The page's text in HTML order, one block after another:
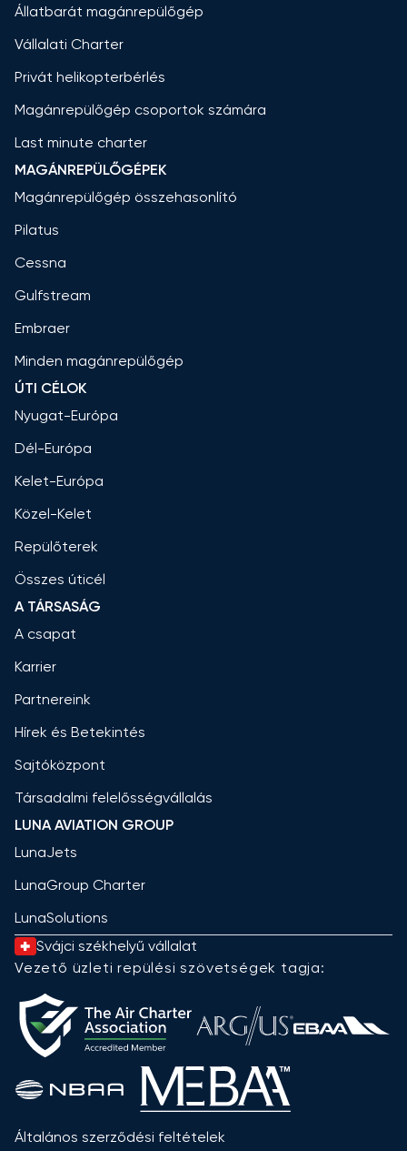
Állatbarát magánrepülőgép
Vállalati Charter
Privát helikopterbérlés
Magánrepülőgép csoportok számára
Last minute charter
MAGÁNREPÜLŐGÉPEK
Magánrepülőgép összehasonlító
Pilatus
Cessna
Gulfstream
Embraer
Minden magánrepülőgép
ÚTI CÉLOK
Nyugat-Európa
Dél-Európa
Kelet-Európa
Közel-Kelet
Repülőterek
Összes úticél
A TÁRSASÁG
A csapat
Karrier
Partnereink
Hírek és Betekintés
Sajtóközpont
Társadalmi felelősségvállalás
LUNA AVIATION GROUP
LunaJets
LunaGroup Charter
LunaSolutions
Svájci székhelyű vállalat
Vezető üzleti repülési szövetségek tagja:
Általános szerződési feltételek